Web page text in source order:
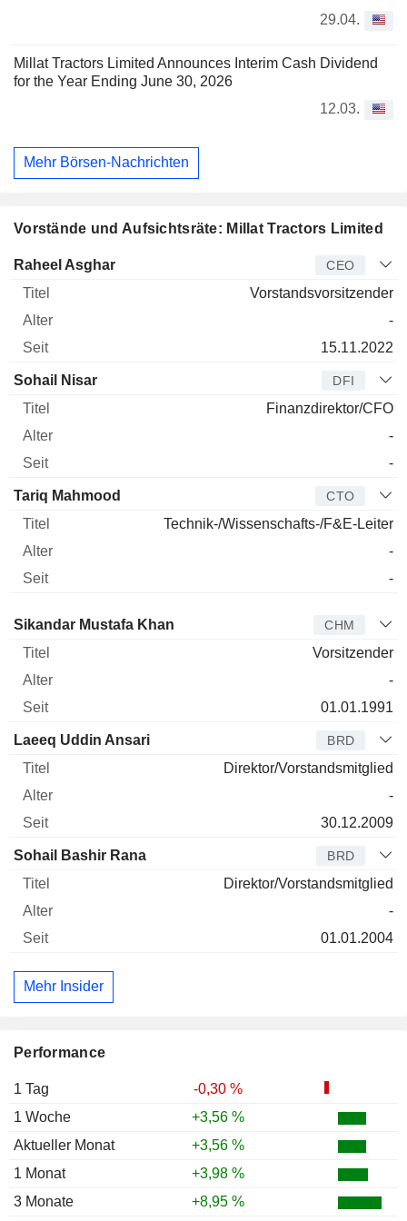
29.04.
Millat Tractors Limited Announces Interim Cash Dividend
for the Year Ending June 30, 2026
12.03.
Mehr Börsen-Nachrichten
Performance
1 Tag
-0,30 %
1 Woche
+3,56 %
Aktueller Monat
+3,56 %
1 Monat
+3,98 %
3 Monate
+8,95 %
Vorstände und Aufsichtsräte: Millat Tractors Limited
Manager Titel
Raheel Asghar CEO
Vorstandsvorsitzender
-
15.11.2022
Sohail Nisar DFI
Finanzdirektor/CFO
-
-
Tariq Mahmood CTO
Technik-/Wissenschafts-/F&E-Leiter
-
-
Verwaltungsratsmitglied
Sikandar Mustafa Khan CHM
Vorsitzender
-
01.01.1991
Laeeq Uddin Ansari BRD
Direktor/Vorstandsmitglied
-
30.12.2009
Sohail Bashir Rana BRD
Direktor/Vorstandsmitglied
-
01.01.2004
Mehr Insider